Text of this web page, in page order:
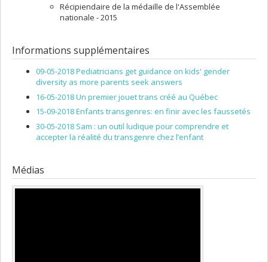
​Récipiendaire de la médaille de l'Assemblée
nationale - 2015
Informations supplémentaires
09-05-2018 Pediatricians get guidance on kids' gender
diversity as more parents seek answers
16-05-2018 Un premier jouet trans créé au Québec
15-09-2018 Enfants transgenres: en finir avec les faussetés
30-05-2018 Sam : un outil ludique pour comprendre et
accepter la réalité du transgenre chez l’enfant
Médias